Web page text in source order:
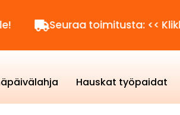
Seuraa toimitusta: << Klikkaa tästä
Hauskat työpaidat